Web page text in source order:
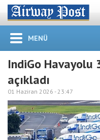
MENÜ
IndiGo
açıkladı
01 Haziran 2026 -23:47